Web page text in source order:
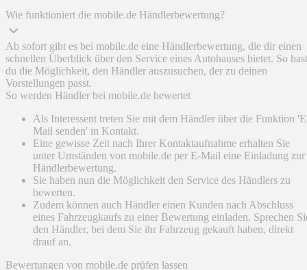
Wie funktioniert die mobile.de Händlerbewertung?
Ab sofort gibt es bei mobile.de eine Händlerbewertung, die dir einen
schnellen Überblick über den Service eines Autohauses bietet. So hast
du die Möglichkeit, den Händler auszusuchen, der zu deinen
Vorstellungen passt.
So werden Händler bei mobile.de bewertet
Als Interessent treten Sie mit dem Händler über die Funktion
Mail senden' in Kontakt.
Eine gewisse Zeit nach Ihrer Kontaktaufnahme erhalten Sie
unter Umständen von mobile.de per E-Mail eine Einladung zur
Händlerbewertung.
Sie haben nun die Möglichkeit den Service des Händlers zu
bewerten.
Zudem können auch Händler einen Kunden nach Abschluss
eines Fahrzeugkaufs zu einer Bewertung einladen. Sprechen
den Händler, bei dem Sie ihr Fahrzeug gekauft haben, direkt
drauf an.
Bewertungen von mobile.de prüfen lassen